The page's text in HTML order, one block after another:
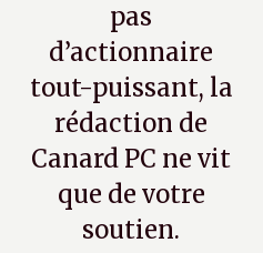
pas
d’actionnaire
tout-puissant, la
rédaction de
Canard PC ne vit
que de votre
soutien.